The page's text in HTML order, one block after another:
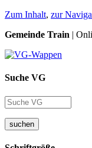
Zum Inhalt, zur
Gemeinde Train |
Suche VG
suchen